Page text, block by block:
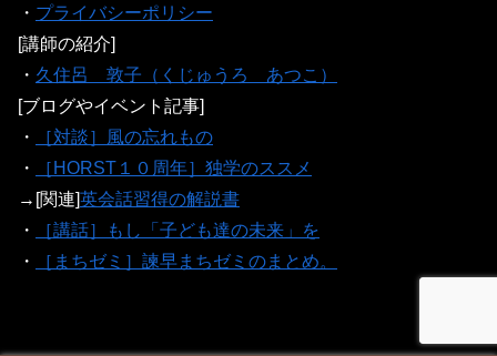
・ プライバシーポリシー
[講師の紹介]
・ 久住呂 敦子（くじゅうろ あつこ）
[ブログやイベント記事]
・
［対談］風の忘れもの
・
［HORST１０周年］独学のススメ
→[関連] 英会話習得の解説書
・
［講話］もし「子ども達の未来」を
・
［まちゼミ］諫早まちゼミのまとめ。